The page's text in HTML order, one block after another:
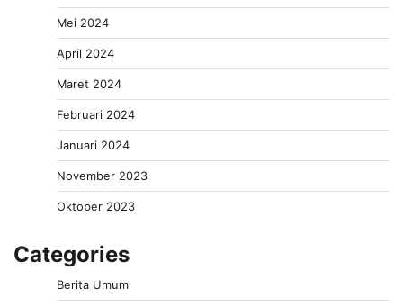
Mei 2024
April 2024
Maret 2024
Februari 2024
Januari 2024
November 2023
Oktober 2023
Categories
Berita Umum